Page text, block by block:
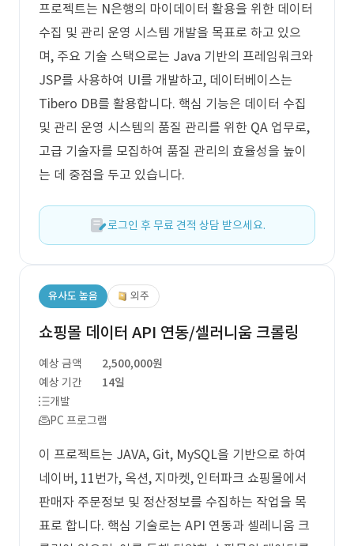
프로젝트는 N은행의 마이데이터 활용을 위한 데이터
수집 및 관리 운영 시스템 개발을 목표로 하고 있으
며, 주요 기술 스택으로는 Java 기반의 프레임워크와
JSP를 사용하여 UI를 개발하고, 데이터베이스는
Tibero DB를 활용합니다. 핵심 기능은 데이터 수집
및 관리 운영 시스템의 품질 관리를 위한 QA 업무로,
고급 기술자를 모집하여 품질 관리의 효율성을 높이
는 데 중점을 두고 있습니다.
로그인 후 무료 견적 상담 받으세요.
유사도 높음 외주
쇼핑몰 데이터 API 연동/셀러니움 크롤링
예상 금액
2,500,000원
예상 기간
14일
개발
PC 프로그램
이 프로젝트는 JAVA, Git, MySQL을 기반으로 하여
네이버, 11번가, 옥션, 지마켓, 인터파크 쇼핑몰에서
판매자 주문정보 및 정산정보를 수집하는 작업을 목
표로 합니다. 핵심 기술로는 API 연동과 셀레니움 크